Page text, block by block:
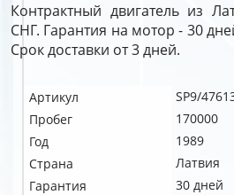
Контрактный двигатель из
СНГ. Гарантия на мотор - 30
Срок доставки от 3 дней.
Артикул
SP9/
Пробег
170000
Год
1989
Страна
Латвия
Гарантия
30 дней